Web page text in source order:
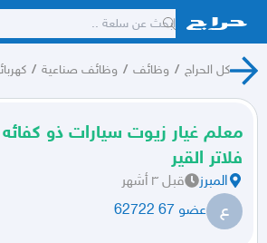
كل الحراج / وظائف / وظائف صناعية /
معلم غيار زيوت سيارات ذو كفائه
فلاتر القير
المبرز قبل ٣ أشهر
ع عضو 67 62722